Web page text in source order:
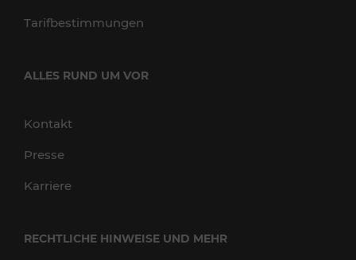
Tarifbestimmungen
ALLES RUND UM VOR
Kontakt
Presse
Karriere
RECHTLICHE HINWEISE UND MEHR